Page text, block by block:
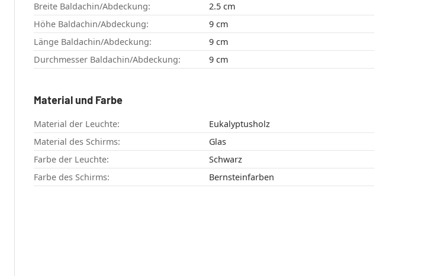
Breite Baldachin/Abdeckung:
2.5 cm
Höhe Baldachin/Abdeckung:
9 cm
Länge Baldachin/Abdeckung:
9 cm
Durchmesser Baldachin/Abdeckung:
9 cm
Material und Farbe
Material der Leuchte:
Eukalyptusholz
Material des Schirms:
Glas
Farbe der Leuchte:
Schwarz
Farbe des Schirms:
Bernsteinfarben